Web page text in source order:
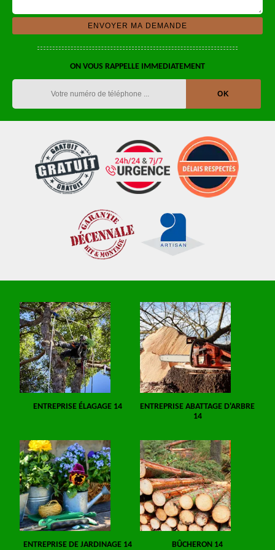
ON VOUS RAPPELLE IMMEDIATEMENT
ENTREPRISE ÉLAGAGE 14
ENTREPRISE ABATTAGE D'ARBRE
14
ENTREPRISE DE JARDINAGE 14 BÛCHERON 14